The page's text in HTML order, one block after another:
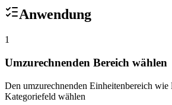
Anwendung
1
Umzurechnenden Bereich wählen
Den umzurechnenden Einheitenbereich
Kategoriefeld wählen